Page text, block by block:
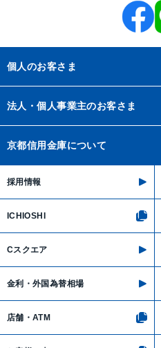
個人のお客さま
法人・個人事業主のお客さま
京都信用金庫について
採用情報
ICHIOSHI
Cスクエア
金利・外国為替相場
店舗・ATM